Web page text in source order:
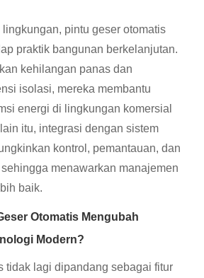
pintu geser otomatis
praktik bangunan berkelanjutan.
kehilangan panas dan
isolasi, mereka membantu
energi di lingkungan komersial
itu, integrasi dengan sistem
kontrol, pemantauan, dan
menawarkan manajemen
baik.
Otomatis Mengubah
Modern?
tidak lagi dipandang sebagai fitur